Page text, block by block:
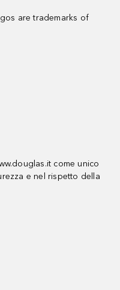
are trademarks of
come unico
e nel rispetto della